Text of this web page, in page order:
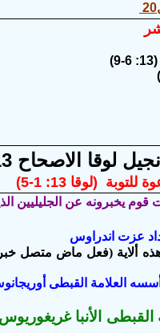
20
لوقا الاصحاح 13
عزت اندراوس
ألاية (فعل ماض متصل
العلامة القبطى
القبطى الأنبا